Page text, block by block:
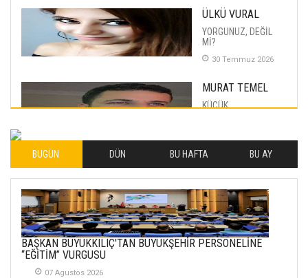
ÜLKÜ VURAL
YORGUNUZ, DEĞİL
Mİ?
30 Temmuz 2026
MURAT TEMEL
KÜÇÜK
İLHAN YILMAZ
SOFRADA AYRIMCILIK
VAR
26 Subat 2026
METİN ERTEM
BUGÜN DÜN BU HAFTA BU AY
BAŞKAN BÜYÜKKILIÇ'TAN BÜYÜKŞEHİR PERSONELİNE
“EĞİTİM” VURGUSU
07 Agustos 2026